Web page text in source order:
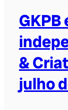
GKPB
&
julho